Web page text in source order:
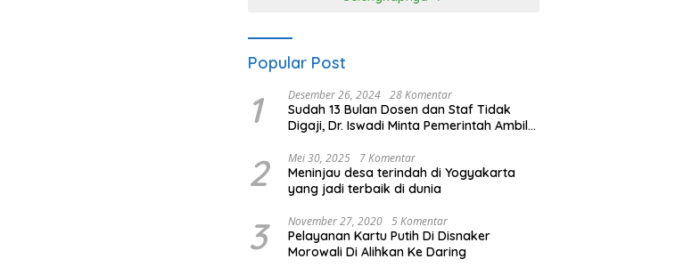
Popular Post
1 Desember 26, 2024 28 Komentar
Sudah 13 Bulan Dosen dan Staf Tidak
Digaji, Dr. Iswadi Minta Pemerintah Ambil
2 Mei 30, 2025 7 Komentar
Meninjau desa terindah di Yogyakarta
yang jadi terbaik di dunia
3 November 27, 2020 5 Komentar
Pelayanan Kartu Putih Di Disnaker
Morowali Di Alihkan Ke Daring